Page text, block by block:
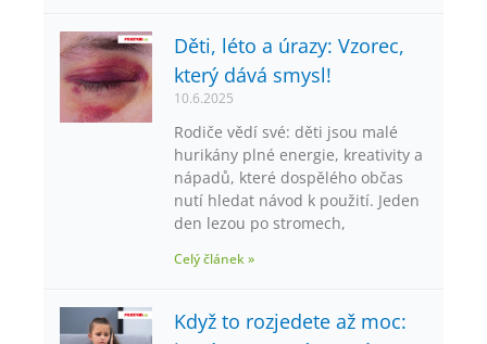
Děti, léto a úrazy: Vzorec,
který dává smysl!
10.6.2025
Rodiče vědí své: děti jsou malé
hurikány plné energie, kreativity a
nápadů, které dospělého občas
nutí hledat návod k použití. Jeden
den lezou po stromech,
Celý článek »
Když to rozjedete až moc: